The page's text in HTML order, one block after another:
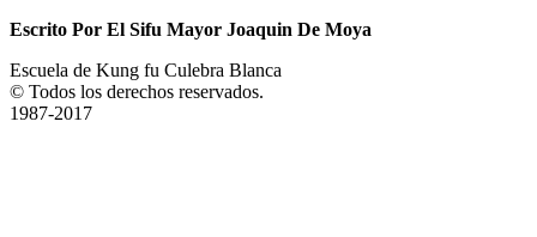
Escrito Por El Sifu Mayor Joaquin De Moya
Escuela de Kung fu Culebra Blanca
© Todos los derechos reservados.
1987-2017